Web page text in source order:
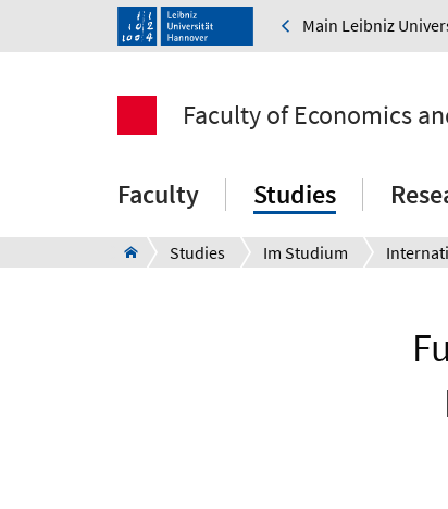
Main Leibniz
Faculty of Economics
Faculty Studies
Studies Im Studium